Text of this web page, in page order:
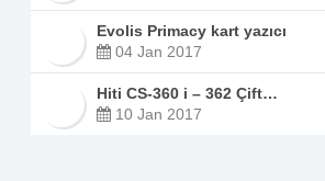
Evolis Primacy kart yazıcı
04 Jan 2017
Hiti CS-360 i – 362 Çift…
10 Jan 2017